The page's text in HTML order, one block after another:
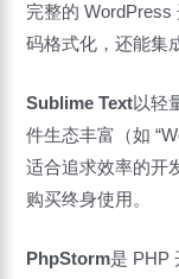
完整的
码格式化，还能集
Sublime Text以轻
件生态丰富（如
适合追求效率的开
购买终身使用。
PhpStorm是 PHP